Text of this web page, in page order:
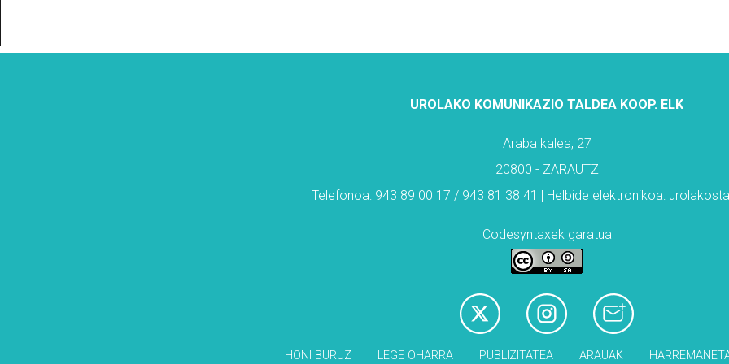
UROLAKO KOMUNIKAZIO TALDEA KOOP. ELK
Araba kalea, 27
20800 - ZARAUTZ
Telefonoa: 943 89 00 17 / 943 81 38 41 | Helbide elektronikoa:
Codesyntaxek garatua
HONI BURUZ LEGE OHARRA PUBLIZITATEA ARAUAK